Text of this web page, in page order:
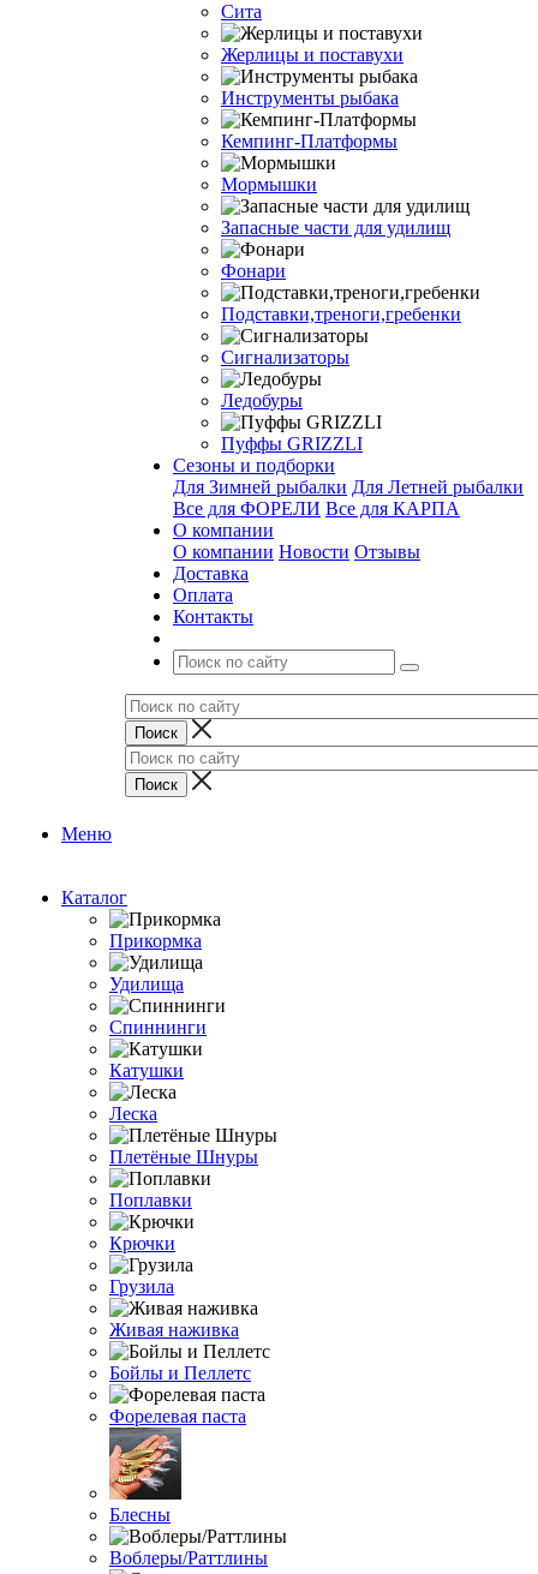
Сита
Жерлицы и поставухи
Инструменты рыбака
Кемпинг-Платформы
Мормышки
Запасные части для удилищ
Фонари
Подставки,треноги,гребенки
Сигнализаторы
Ледобуры
Пуффы GRIZZLI
Сезоны и подборки
Для Зимней рыбалки Для Летней рыбалки
Все для ФОРЕЛИ Все для КАРПА
О компании
О компании Новости Отзывы
Доставка
Оплата
Контакты
Меню
Каталог
Прикормка
Удилища
Спиннинги
Катушки
Леска
Плетёные Шнуры
Поплавки
Крючки
Грузила
Живая наживка
Бойлы и Пеллетс
Форелевая паста
Блесны
Воблеры/Раттлины